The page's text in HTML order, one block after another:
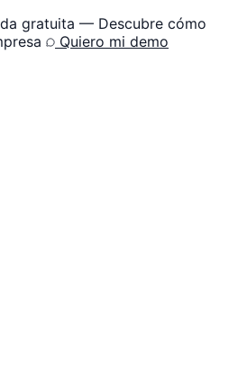
gratuita — Descubre cómo
Quiero mi demo